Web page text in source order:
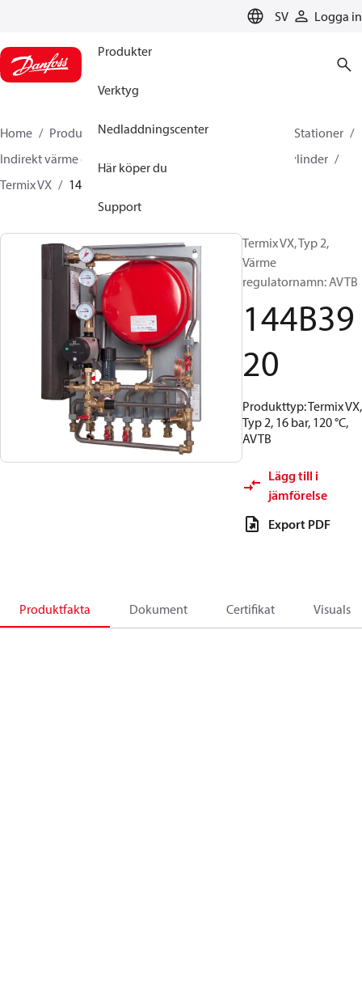
SV Logga in
Produkter
Verktyg
Nedladdningscenter
Här köper du
Support
Home Produkter Climate Solutions for heating
Stationer
Indirekt värme eller direktvärme och tappvarmvattencylinder
Termix VX
144B3920
Termix VX, Typ 2,
Värme
regulatornamn: AVTB
144B39
20
Produkttyp: Termix VX,
Typ 2, 16 bar, 120 °C,
AVTB
Lägg till i
jämförelse
Export PDF
Produktfakta Dokument Certifikat Visuals